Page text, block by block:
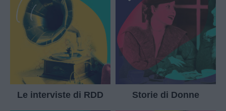
Le interviste di RDD Storie di Donne